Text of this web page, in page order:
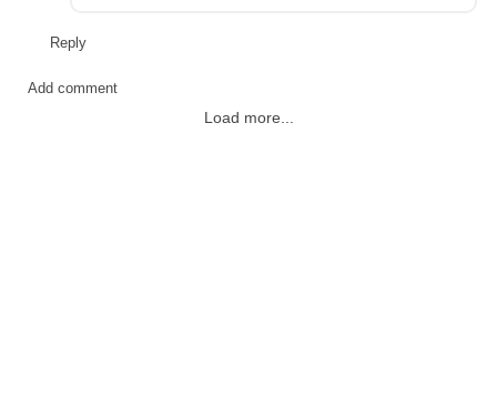
Reply
Add comment
Load more...